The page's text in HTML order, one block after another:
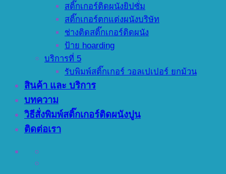
สติ๊กเกอร์ติดผนังยิปซั่ม
สติ๊กเกอร์ตกแต่งผนังบริษัท
ช่างติดสติ๊กเกอร์ติดผนัง
ป้าย hoarding
บริการที่ 5
รับพิมพ์สติ๊กเกอร์ วอลเปเปอร์ ยกม้วน
สินค้า และ บริการ
บทความ
วิธีสั่งพิมพ์สติ๊กเกอร์ติดผนังปูน
ติดต่อเรา